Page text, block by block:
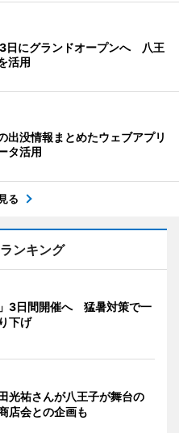
3日にグランドオープンへ 八王
活用
出没情報まとめたウェブアプリ
タ活用
る
ンキング
」3日間開催へ 猛暑対策で一
下げ
光祐さんが八王子が舞台の
店会との企画も